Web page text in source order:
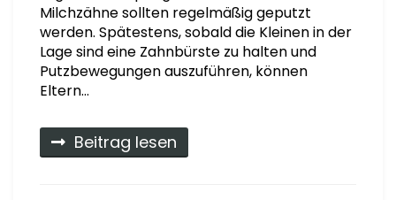
Milchzähne sollten regelmäßig geputzt
werden. Spätestens, sobald die Kleinen in der
Lage sind eine Zahnbürste zu halten und
Putzbewegungen auszuführen, können
Eltern…
Beitrag lesen